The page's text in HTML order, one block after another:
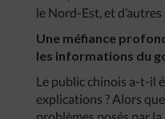
le Nord-Est, et d’autres
Une méfiance
les informations du
Le public chinois a-t-il
explications ? Alors
problèmes posés par